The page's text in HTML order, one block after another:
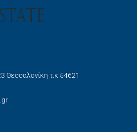
Θεσσαλονίκη τ.κ 54621